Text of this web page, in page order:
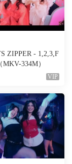
ZIPPER - 1,2,3,F
MKV-334M）
VIP